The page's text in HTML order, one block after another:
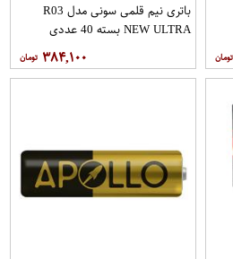
باتری نیم قلمی سونی مدل R03
NEW ULTRA بسته 40 عددی
۳۸۴,۱۰۰